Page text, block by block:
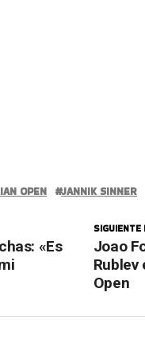
OPEN JANNIK SINNER
SIGUIENTE
Joao
Rublev
Open
«Es